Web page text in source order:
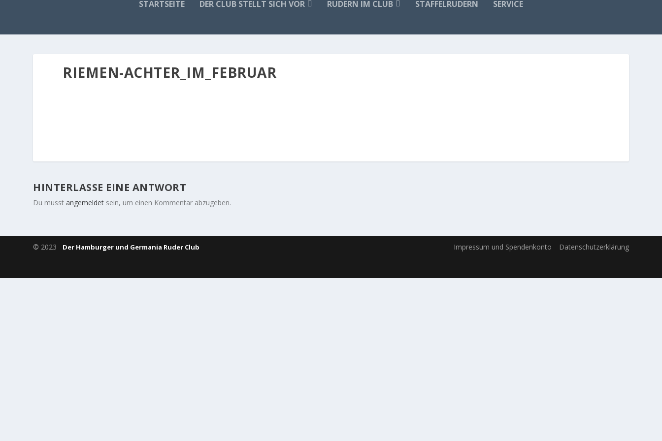
STARTSEITE DER CLUB STELLT SICH VOR RUDERN IM CLUB STAFFELRUDERN SERVICE
RIEMEN-ACHTER_IM_FEBRUAR
HINTERLASSE EINE ANTWORT
Du musstangemeldet sein, um einen Kommentar abzugeben.
© 2023 Der Hamburger und Germania Ruder Club Impressum und Spendenkonto Datenschutzerklärung